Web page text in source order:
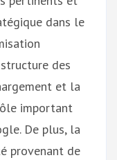
dans le
des
et la
important
De plus, la
provenant de